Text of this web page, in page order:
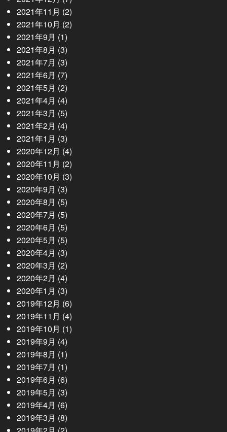
2021年11月 (2)
2021年10月 (2)
2021年9月 (1)
2021年8月 (3)
2021年7月 (3)
2021年6月 (7)
2021年5月 (2)
2021年4月 (4)
2021年3月 (5)
2021年2月 (4)
2021年1月 (3)
2020年12月 (4)
2020年11月 (2)
2020年10月 (3)
2020年9月 (3)
2020年8月 (5)
2020年7月 (5)
2020年6月 (5)
2020年5月 (5)
2020年4月 (3)
2020年3月 (2)
2020年2月 (4)
2020年1月 (3)
2019年12月 (6)
2019年11月 (4)
2019年10月 (1)
2019年9月 (4)
2019年8月 (1)
2019年7月 (1)
2019年6月 (6)
2019年5月 (3)
2019年4月 (6)
2019年3月 (8)